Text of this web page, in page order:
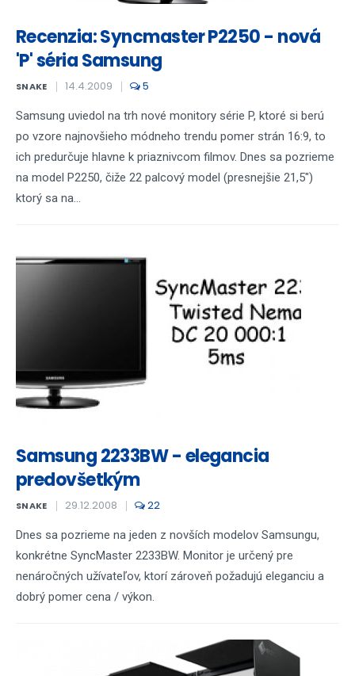
Recenzia: Syncmaster P2250 - nová
'P' séria Samsung
SNAKE 14.4.2009 5
Samsung uviedol na trh nové monitory série P, ktoré si berú
po vzore najnovšieho módneho trendu pomer strán 16:9, to
ich predurčuje hlavne k priaznivcom filmov. Dnes sa pozrieme
na model P2250, čiže 22 palcový model (presnejšie 21,5")
ktorý sa na...
Samsung 2233BW - elegancia
predovšetkým
SNAKE 29.12.2008 22
Dnes sa pozrieme na jeden z novších modelov Samsungu,
konkrétne SyncMaster 2233BW. Monitor je určený pre
nenáročných užívateľov, ktorí zároveň požadujú eleganciu a
dobrý pomer cena / výkon.